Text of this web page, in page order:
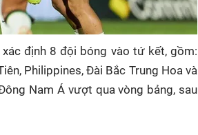
định 8 đội bóng vào tứ kết, gồm:
Philippines, Đài Bắc Trung Hoa và
Nam Á vượt qua vòng bảng, sau